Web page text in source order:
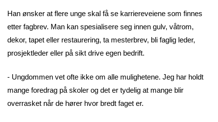
Han ønsker at flere unge skal få se karriereveiene som finnes
etter fagbrev. Man kan spesialisere seg innen gulv, våtrom,
dekor, tapet eller restaurering, ta mesterbrev, bli faglig leder,
prosjektleder eller på sikt drive egen bedrift.
- Ungdommen vet ofte ikke om alle mulighetene. Jeg har holdt
mange foredrag på skoler og det er tydelig at mange blir
overrasket når de hører hvor bredt faget er.